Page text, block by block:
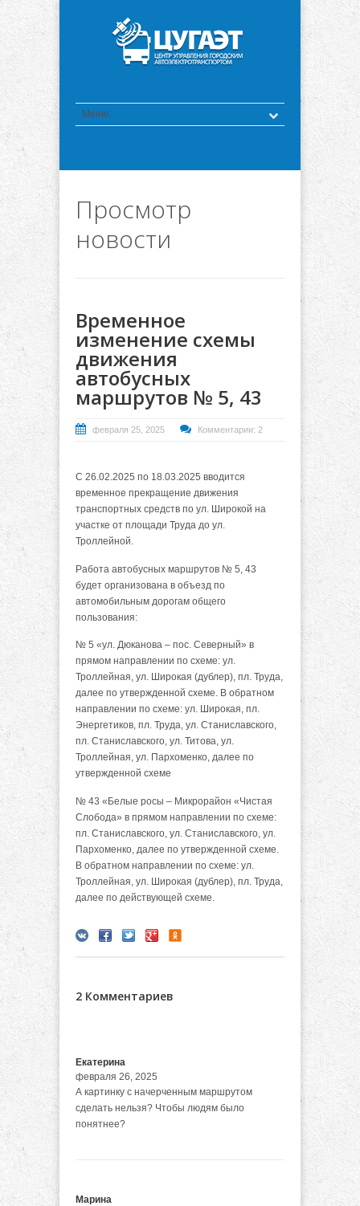
Просмотр
новости
Временное
изменение схемы
движения
автобусных
маршрутов № 5, 43
февраля 25, 2025 Комментарии: 2
С 26.02.2025 по 18.03.2025 вводится
временное прекращение движения
транспортных средств по ул. Широкой на
участке от площади Труда до ул.
Троллейной.
Работа автобусных маршрутов № 5, 43
будет организована в объезд по
автомобильным дорогам общего
пользования:
№ 5 «ул. Дюканова – пос. Северный» в
прямом направлении по схеме: ул.
Троллейная, ул. Широкая (дублер), пл. Труда,
далее по утвержденной схеме. В обратном
направлении по схеме: ул. Широкая, пл.
Энергетиков, пл. Труда, ул. Станиславского,
пл. Станиславского, ул. Титова, ул.
Троллейная, ул. Пархоменко, далее по
утвержденной схеме
№ 43 «Белые росы – Микрорайон «Чистая
Слобода» в прямом направлении по схеме:
пл. Станиславского, ул. Станиславского, ул.
Пархоменко, далее по утвержденной схеме.
В обратном направлении по схеме: ул.
Троллейная, ул. Широкая (дублер), пл. Труда,
далее по действующей схеме.
2 Комментариев
Екатерина
февраля 26, 2025
А картинку с начерченным маршрутом
сделать нельзя? Чтобы людям было
понятнее?
Марина